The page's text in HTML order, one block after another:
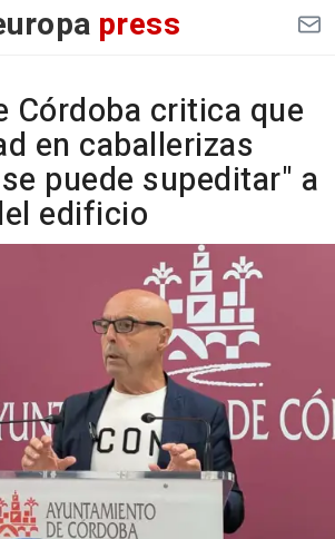
press
Córdoba critica que
en caballerizas
puede supeditar" a
edificio